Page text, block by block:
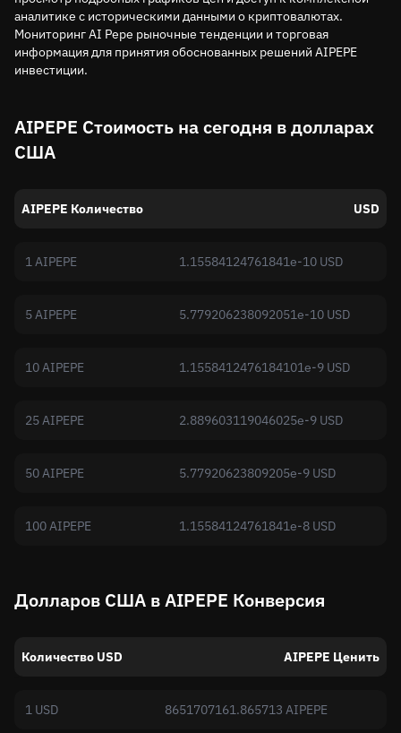
аналитике с историческими данными о криптовалютах.
Мониторинг AI Pepe рыночные тенденции и торговая
информация для принятия обоснованных решений AIPEPE
инвестиции.
AIPEPE Стоимость на сегодня в долларах
США
AIPEPE Количество USD
1 AIPEPE 1.15584124761841e-10 USD
5 AIPEPE 5.779206238092051e-10 USD
10 AIPEPE 1.1558412476184101e-9 USD
25 AIPEPE 2.889603119046025e-9 USD
50 AIPEPE 5.77920623809205e-9 USD
100 AIPEPE 1.15584124761841e-8 USD
Долларов США в AIPEPE Конверсия
Количество USD AIPEPE Ценить
1 USD 8651707161.865713 AIPEPE